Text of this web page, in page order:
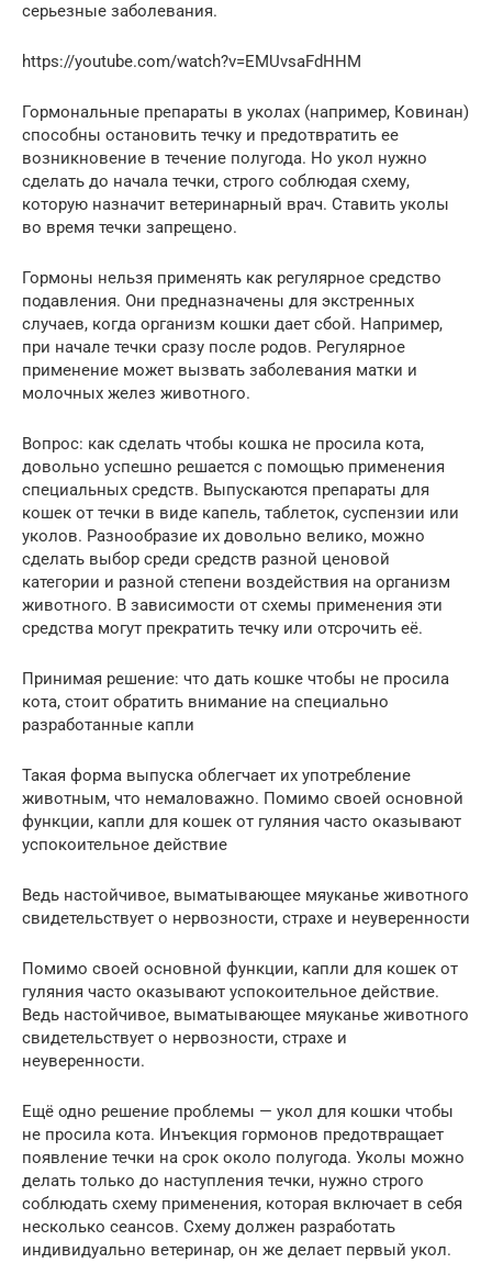
серьезные заболевания.
https://youtube.com/watch?v=EMUvsaFdHHM
Гормональные препараты в уколах (например, Ковинан)
способны остановить течку и предотвратить ее
возникновение в течение полугода. Но укол нужно
сделать до начала течки, строго соблюдая схему,
которую назначит ветеринарный врач. Ставить уколы
во время течки запрещено.
Гормоны нельзя применять как регулярное средство
подавления. Они предназначены для экстренных
случаев, когда организм кошки дает сбой. Например,
при начале течки сразу после родов. Регулярное
применение может вызвать заболевания матки и
молочных желез животного.
Вопрос: как сделать чтобы кошка не просила кота,
довольно успешно решается с помощью применения
специальных средств. Выпускаются препараты для
кошек от течки в виде капель, таблеток, суспензии или
уколов. Разнообразие их довольно велико, можно
сделать выбор среди средств разной ценовой
категории и разной степени воздействия на организм
животного. В зависимости от схемы применения эти
средства могут прекратить течку или отсрочить её.
Принимая решение: что дать кошке чтобы не просила
кота, стоит обратить внимание на специально
разработанные капли
Такая форма выпуска облегчает их употребление
животным, что немаловажно. Помимо своей основной
функции, капли для кошек от гуляния часто оказывают
успокоительное действие
Ведь настойчивое, выматывающее мяуканье животного
свидетельствует о нервозности, страхе и неуверенности
Помимо своей основной функции, капли для кошек от
гуляния часто оказывают успокоительное действие.
Ведь настойчивое, выматывающее мяуканье животного
свидетельствует о нервозности, страхе и
неуверенности.
Ещё одно решение проблемы — укол для кошки чтобы
не просила кота. Инъекция гормонов предотвращает
появление течки на срок около полугода. Уколы можно
делать только до наступления течки, нужно строго
соблюдать схему применения, которая включает в себя
несколько сеансов. Схему должен разработать
индивидуально ветеринар, он же делает первый укол.